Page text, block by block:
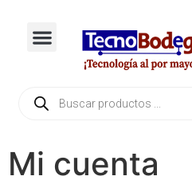
Mi cuenta